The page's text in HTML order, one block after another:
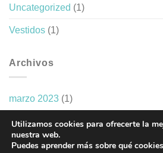
Uncategorized (1)
Vestidos (1)
Archivos
marzo 2023 (1)
Utilizamos cookies para ofrecerte la
nuestra web.
Puedes aprender más sobre qué